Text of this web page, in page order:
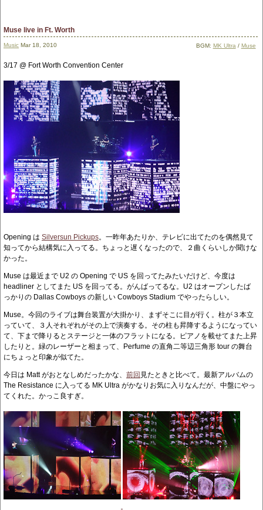
Muse live in Ft. Worth
Music Mar 18, 2010 BGM: MK Ultra / Muse
3/17 @ Fort Worth Convention Center
Opening は Silversun Pickups。一昨年あたりか、テレビに出てたのを偶然見て
知ってから結構気に入ってる。ちょっと遅くなったので、２曲くらいしか聞けな
かった。
Muse は最近まで U2 の Opening で US を回ってたみたいだけど、今度は
headliner としてまた US を回ってる。がんばってるな。U2 はオープンしたば
っかりの Dallas Cowboys の新しい Cowboys Stadium でやったらしい。
Muse。今回のライブは舞台装置が大掛かり、まずそこに目が行く。柱が３本立
っていて、３人それぞれがその上で演奏する。その柱も昇降するようになってい
て、下まで降りるとステージと一体のフラットになる。ピアノを載せてまた上昇
したりと。緑のレーザーと相まって、Perfume の直角二等辺三角形 tour の舞台
にちょっと印象が似てた。
今日は Matt がおとなしめだったかな、 前回 見たときと比べて。最新アルバムの
The Resistance に入ってる MK Ultra がかなりお気に入りなんだが、中盤にやっ
てくれた。かっこ良すぎ。